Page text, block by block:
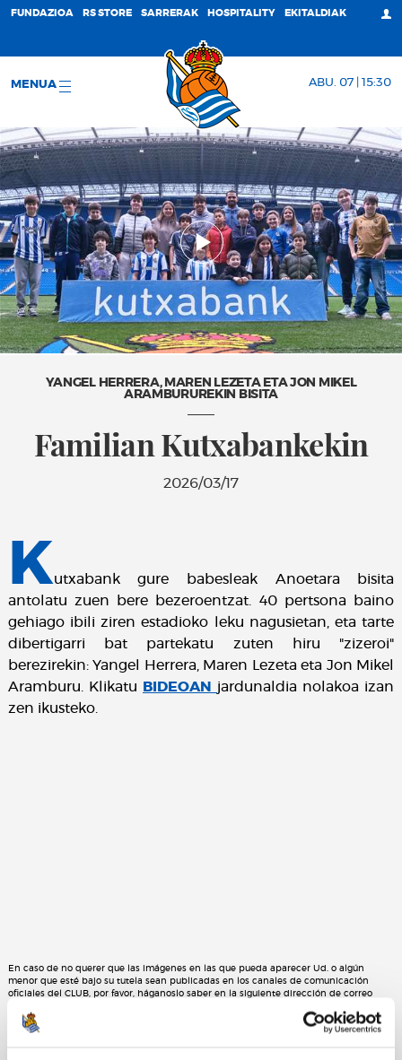
FUNDAZIOA RS STORE SARRERAK HOSPITALITY EKITALDIAK
MENUA ABU. 07 | 15:30
YANGEL HERRERA, MAREN LEZETA ETA JON MIKEL
ARAMBURUREKIN BISITA
Familian Kutxabankekin
2026/03/17
Kutxabank gure babesleak Anoetara bisita
antolatu zuen bere bezeroentzat. 40 pertsona baino
gehiago ibili ziren estadioko leku nagusietan, eta tarte
dibertigarri bat partekatu zuten hiru "zizeroi"
berezirekin: Yangel Herrera, Maren Lezeta eta Jon Mikel
Aramburu. Klikatu
BIDEOAN jardunaldia nolakoa izan
zen ikusteko.
En caso de no querer que las imágenes en las que pueda aparecer Ud. o algún
menor que esté bajo su tutela sean publicadas en los canales de comunicación
oficiales del CLUB, por favor, háganoslo saber en la siguiente dirección de correo
política de privacidad correspondiente se encuentra en el siguiente
enlace:
https://cdn.realsociedad.eus/Uploads/CntDetalles/503/1/acd80c62-c8f7-4b75-